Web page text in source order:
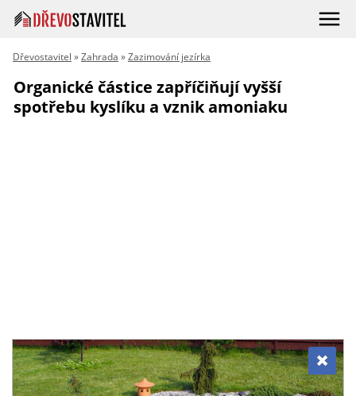
Dřevostavitel »Zahrada »Zazimování jezírka
Organické částice zapříčiňují vyšší
spotřebu kyslíku a vznik amoniaku